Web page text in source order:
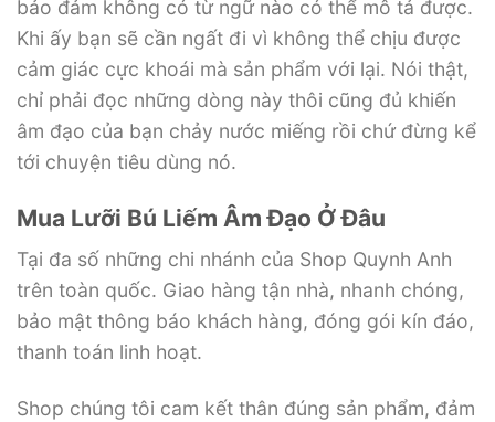
bảo đảm không có từ ngữ nào có thể mô tả được.
Khi ấy bạn sẽ cần ngất đi vì không thể chịu được
cảm giác cực khoái mà sản phẩm với lại. Nói thật,
chỉ phải đọc những dòng này thôi cũng đủ khiến
âm đạo của bạn chảy nước miếng rồi chứ đừng kể
tới chuyện tiêu dùng nó.
Mua Lưỡi Bú Liếm Âm Đạo Ở Đâu
Tại đa số những chi nhánh của Shop Quynh Anh
trên toàn quốc. Giao hàng tận nhà, nhanh chóng,
bảo mật thông báo khách hàng, đóng gói kín đáo,
thanh toán linh hoạt.
Shop chúng tôi cam kết thân đúng sản phẩm, đảm